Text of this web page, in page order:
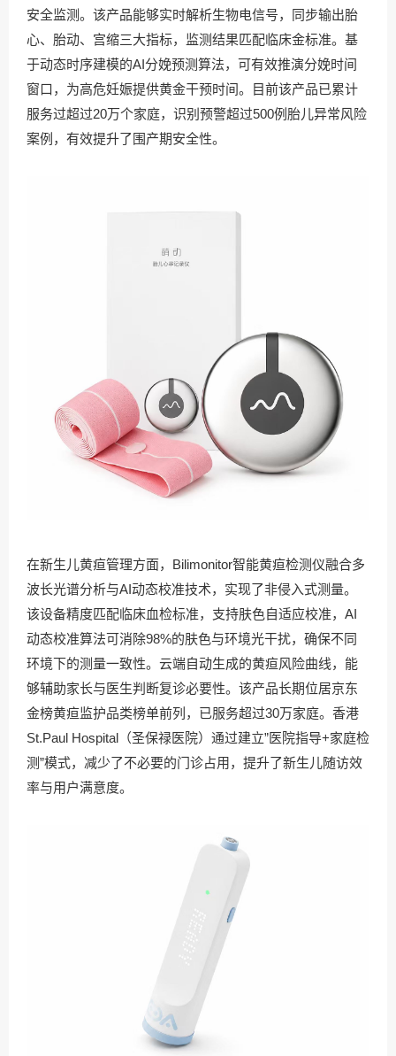
安全监测。该产品能够实时解析生物电信号，同步输出胎
心、胎动、宫缩三大指标，监测结果匹配临床金标准。基
于动态时序建模的AI分娩预测算法，可有效推演分娩时间
窗口，为高危妊娠提供黄金干预时间。目前该产品已累计
服务过超过20万个家庭，识别预警超过500例胎儿异常风险
案例，有效提升了围产期安全性。
在新生儿黄疸管理方面，Bilimonitor智能黄疸检测仪融合多
波长光谱分析与AI动态校准技术，实现了非侵入式测量。
该设备精度匹配临床血检标准，支持肤色自适应校准，AI
动态校准算法可消除98%的肤色与环境光干扰，确保不同
环境下的测量一致性。云端自动生成的黄疸风险曲线，能
够辅助家长与医生判断复诊必要性。该产品长期位居京东
金榜黄疸监护品类榜单前列，已服务超过30万家庭。香港
St.Paul Hospital（圣保禄医院）通过建立”医院指导+家庭检
测”模式，减少了不必要的门诊占用，提升了新生儿随访效
率与用户满意度。